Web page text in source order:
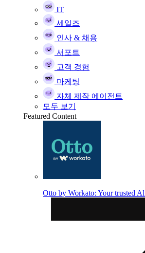
IT
세일즈
인사 & 채용
서포트
고객 경험
마케팅
자체 제작 에이전트
모두 보기
Featured Content
Otto by Workato: Your trusted Al